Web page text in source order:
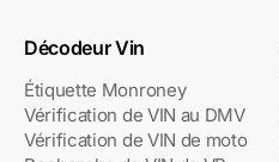
Décodeur Vin
Étiquette Monroney
Vérification de VIN au DMV
Vérification de VIN de moto